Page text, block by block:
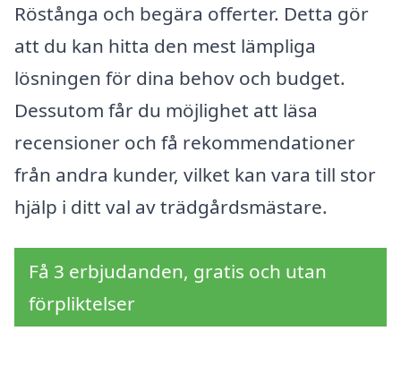
Röstånga och begära offerter. Detta gör
att du kan hitta den mest lämpliga
lösningen för dina behov och budget.
Dessutom får du möjlighet att läsa
recensioner och få rekommendationer
från andra kunder, vilket kan vara till stor
hjälp i ditt val av trädgårdsmästare.
Få 3 erbjudanden, gratis och utan
förpliktelser